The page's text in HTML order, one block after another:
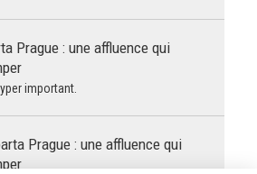
Prague : une affluence qui
important.
Prague : une affluence qui